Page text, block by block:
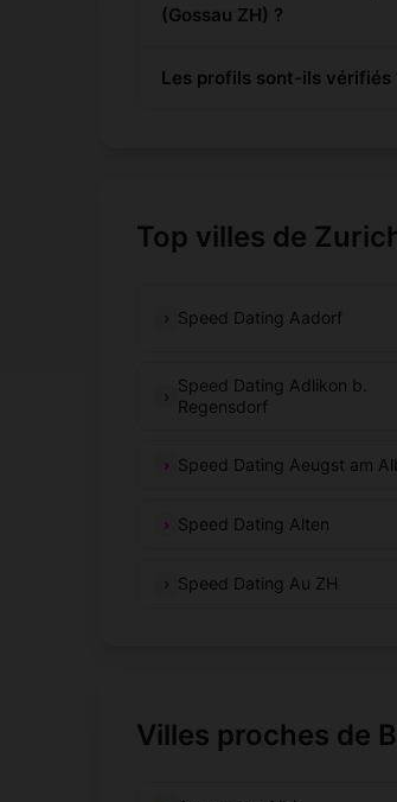
(Gossau ZH) ?
Les profils sont-ils vérifiés
Top villes de
Speed Dating Aadorf
Speed Dating Adlikon b.
Regensdorf
Speed Dating Aeugst am
Speed Dating Alten
Speed Dating Au ZH
Villes proches de